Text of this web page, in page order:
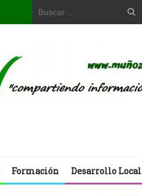
Formación Desarrollo Local